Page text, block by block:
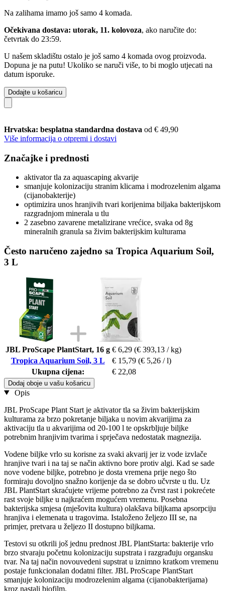
Na zalihama imamo još samo 4 komada.
Očekivana dostava: utorak, 11. kolovoza, ako naručite do:
četvrtak do 23:59.
U našem skladištu ostalo je još samo 4 komada ovog proizvoda.
Dopuna je na putu! Ukoliko se naruči više, to bi moglo utjecati na
datum isporuke.
Dodajte u košaricu
Hrvatska: besplatna standardna dostava od € 49,90
Više informacija o otpremi i dostavi
Značajke i prednosti
aktivator tla za aquascaping akvarije
smanjuje kolonizaciju stranim klicama i modrozelenim algama
(cijanobakterije)
optimizira unos hranjivih tvari korijenima biljaka bakterijskom
razgradnjom minerala u tlu
2 zasebno zavarene metalizirane vrećice, svaka od 8g
mineralnih granula sa živim bakterijskim kulturama
Često naručeno zajedno sa Tropica Aquarium Soil,
3 L
JBL ProScape PlantStart, 16 g € 6,29 (€ 393,13 / kg)
Tropica Aquarium Soil, 3 L
€ 15,79 (€ 5,26 / l)
Ukupna cijena:
€ 22,08
Dodaj oboje u vašu košaricu
Opis
JBL ProScape Plant Start je aktivator tla sa živim bakterijskim
kulturama za brzo pokretanje biljaka u novim akvarijima za
aktivaciju tla u akvarijima od 20-100 l te opskrbljuje biljke
potrebnim hranjivim tvarima i sprječava nedostatak magnezija.
Vodene biljke vrlo su korisne za svaki akvarij jer iz vode izvlače
hranjive tvari i na taj se način aktivno bore protiv algi. Kad se sade
nove vodene biljke, potrebno je dosta vremena prije nego što
formiraju dovoljno snažno korijenje da se dobro učvrste u tlu. Uz
JBL PlantStart skraćujete vrijeme potrebno za čvrst rast i pokrećete
rast svoje biljke u najkraćem mogućem vremenu. Posebna
bakterijska smjesa (mješovita kultura) olakšava biljkama apsorpciju
hranjiva i elemenata u tragovima. Istaloženo željezo III se, na
primjer, pretvara u željezo II dostupno biljkama.
Testovi su otkrili još jednu prednost JBL PlantStarta: bakterije vrlo
brzo stvaraju početnu kolonizaciju supstrata i razgrađuju organsku
tvar. Na taj način novouvedeni supstrat u iznimno kratkom vremenu
postaje funkcionalan dodatni filter. JBL ProScape PlantStart
smanjuje kolonizaciju modrozelenim algama (cijanobakterijama)
kroz nastali biofilm.